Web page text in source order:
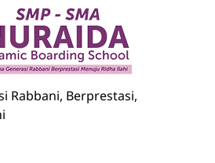
Rabbani, Berprestasi,